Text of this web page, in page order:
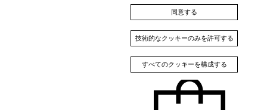
South Korea (EN)
同意する
技術的なクッキーのみを許可する
すべてのクッキーを構成する